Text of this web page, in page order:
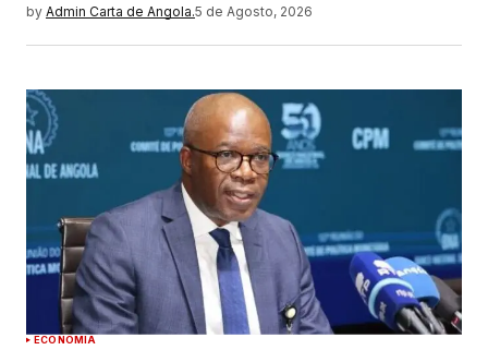
by Admin Carta de Angola.5 de Agosto, 2026
ECONOMIA